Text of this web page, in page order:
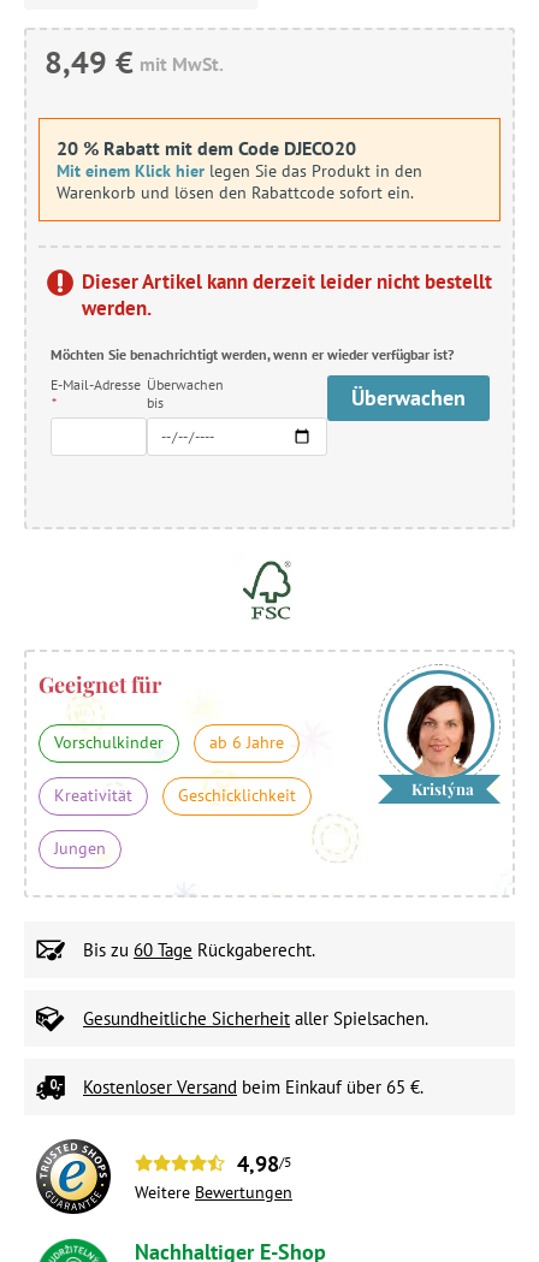
8,49 € mit MwSt.
20 % Rabatt mit dem Code DJECO20
Mit einem Klick hier legen Sie das Produkt in den
Warenkorb und lösen den Rabattcode sofort ein.
Dieser Artikel kann derzeit leider nicht bestellt
werden.
Möchten Sie benachrichtigt werden, wenn er wieder verfügbar ist?
E-Mail-Adresse
*
Überwachen
bis
Überwachen
Geeignet für
Vorschulkinder ab 6 Jahre
Kreativität Geschicklichkeit
Jungen
Kristýna
Bis zu 60 Tage Rückgaberecht.
Gesundheitliche Sicherheit aller Spielsachen.
Kostenloser Versand beim Einkauf über 65 €.
4,98/5
Weitere Bewertungen
Nachhaltiger E-Shop